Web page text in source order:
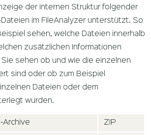
der internen Struktur folgender
Dateien im FileAnalyzer unterstützt. So
sehen, welche Dateien innerhalb
zusätzlichen Informationen
sehen ob und wie die einzelnen
sind oder ob zum Beispiel
Dateien oder dem
wurden.
Archive ZIP